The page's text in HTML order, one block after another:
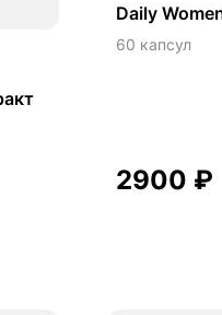
Daily
60 капсул
2900 ₽